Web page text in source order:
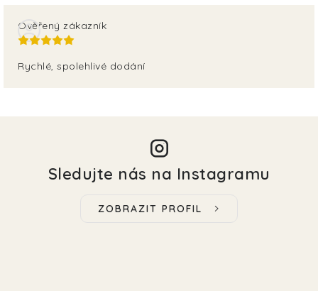
Ověřený zákazník
Rychlé, spolehlivé dodání
Sledujte nás na Instagramu
ZOBRAZIT PROFIL